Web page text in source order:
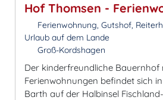
Hof Thomsen -
Ferienwohnung, Gutshof,
Urlaub auf dem Lande
Groß-Kordshagen
Der kinderfreundliche Bauernhof
Ferienwohnungen befindet sich
Barth auf der Halbinsel